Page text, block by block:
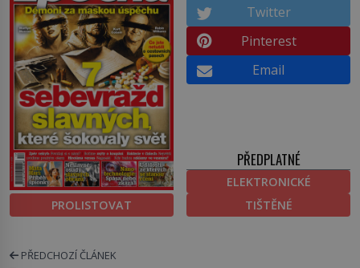
PROLISTOVAT
Twitter
Pinterest
Email
PŘEDPLATNÉ
ELEKTRONICKÉ
TIŠTĚNÉ
PŘEDCHOZÍ ČLÁNEK